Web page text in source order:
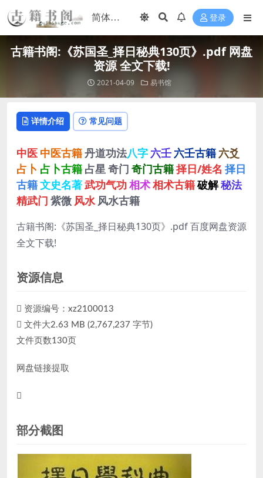
登录
古籍书阁:《苏国圣_择日秘典130页》.pdf 网盘
资源 全文下载!
2021-04-09 易书馆
详情介绍 常见问题
中医 中医古籍丹道功法八字 六壬 六壬古籍 六爻
占卜 占卜古籍 占星 奇门 奇门古籍择日/姓名 择日
古籍文史名著武功气功 相术相术古籍破解秘法
精武门 紫微 风水 风水古籍
古籍书阁:《苏国圣_择日秘典130页》.pdf 百度网盘资源
全文下载!
资源信息
资源编号：xz2100013
文件大2.63 MB (2,767,237 字节)
文件页数130页
网盘链接提取
部分截图